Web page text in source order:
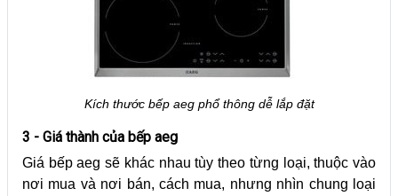
Kích thước bếp aeg phổ thông dễ lắp đặt
3 - Giá thành của bếp aeg
Giá bếp aeg sẽ khác nhau tùy theo từng loại, thuộc vào
nơi mua và nơi bán, cách mua, nhưng nhìn chung loại